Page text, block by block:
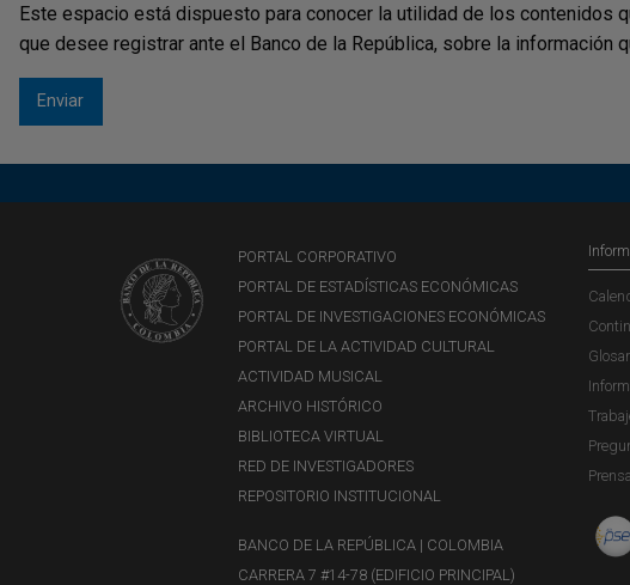
Este espacio está dispuesto para conocer la utilidad de los contenidos
que desee registrar ante el Banco de la República, sobre la información
PORTAL CORPORATIVO
PORTAL DE ESTADÍSTICAS ECONÓMICAS
PORTAL DE INVESTIGACIONES ECONÓMICAS
PORTAL DE LA ACTIVIDAD CULTURAL
ACTIVIDAD MUSICAL
ARCHIVO HISTÓRICO
BIBLIOTECA VIRTUAL
RED DE INVESTIGADORES
REPOSITORIO INSTITUCIONAL
BANCO DE LA REPÚBLICA | COLOMBIA
CARRERA 7 #14-78 (EDIFICIO PRINCIPAL)